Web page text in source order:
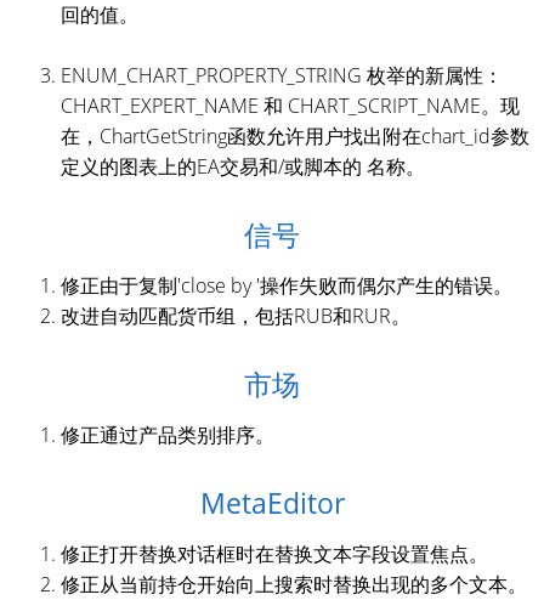
回的值。
ENUM_CHART_PROPERTY_STRING 枚举的新属性：
CHART_EXPERT_NAME 和 CHART_SCRIPT_NAME。现
在，ChartGetString函数允许用户找出附在chart_id参数
定义的图表上的EA交易和/或脚本的 名称。
信号
修正由于复制'close by '操作失败而偶尔产生的错误。
改进自动匹配货币组，包括RUB和RUR。
市场
修正通过产品类别排序。
MetaEditor
修正打开替换对话框时在替换文本字段设置焦点。
修正从当前持仓开始向上搜索时替换出现的多个文本。